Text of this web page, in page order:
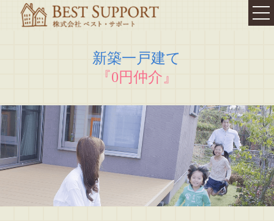
我が家の
相続対策・終活
コンサルティング
相続コンサルティング
相続セミナー
相続診断
遺言書の作成
相続・不動産登記
新築一戸建て
『0円仲介』